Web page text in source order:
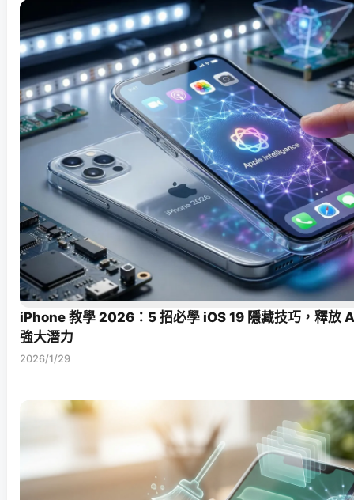
iPhone 教學 2026：5 招必學 iOS 19 隱藏技巧，釋
強大潛力
2026/1/29